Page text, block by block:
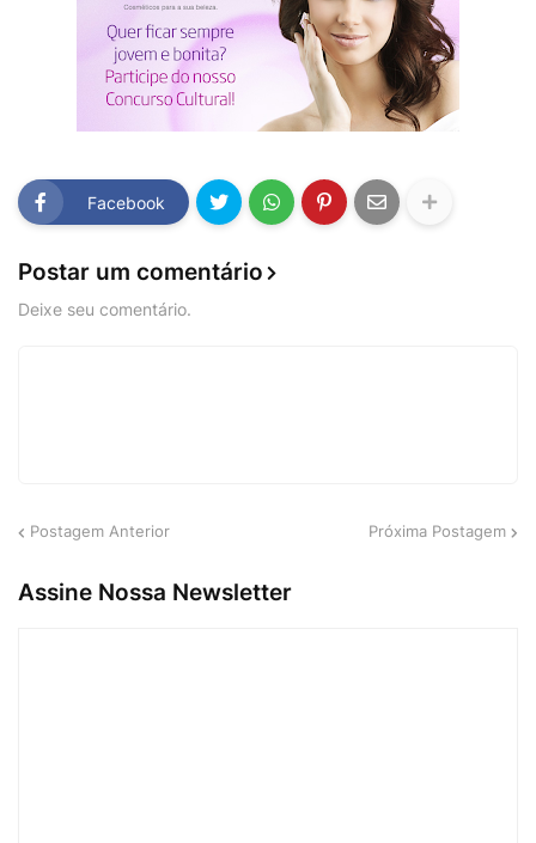
Facebook
Postar um comentário
Deixe seu comentário.
Postagem Anterior Próxima Postagem
Assine Nossa Newsletter